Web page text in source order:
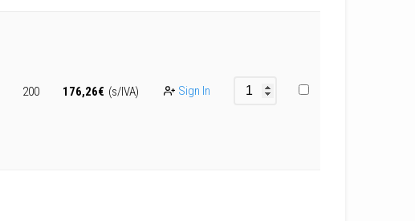
200 176,26€ (s/IVA) Sign In